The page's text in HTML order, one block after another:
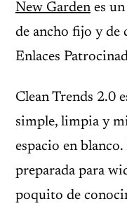
New Gardenes un
de ancho fijo y de
Enlaces
Clean Trends 2.0
simple, limpia y
espacio en
preparada para
poquito de